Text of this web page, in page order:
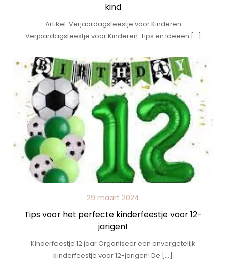
kind
Artikel: Verjaardagsfeestje voor Kinderen
Verjaardagsfeestje voor Kinderen: Tips en Ideeën […]
29 maart 2024
Tips voor het perfecte kinderfeestje voor 12-
jarigen!
Kinderfeestje 12 jaar Organiseer een onvergetelijk
kinderfeestje voor 12-jarigen! De […]